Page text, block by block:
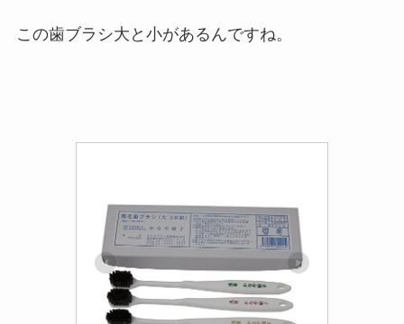
この歯ブラシ大と小があるんですね。